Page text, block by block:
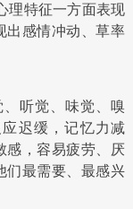
特征一方面表现
出感情冲动、草率
听觉、味觉、嗅
迟缓，记忆力减
感，容易疲劳、厌
们最需要、最感兴